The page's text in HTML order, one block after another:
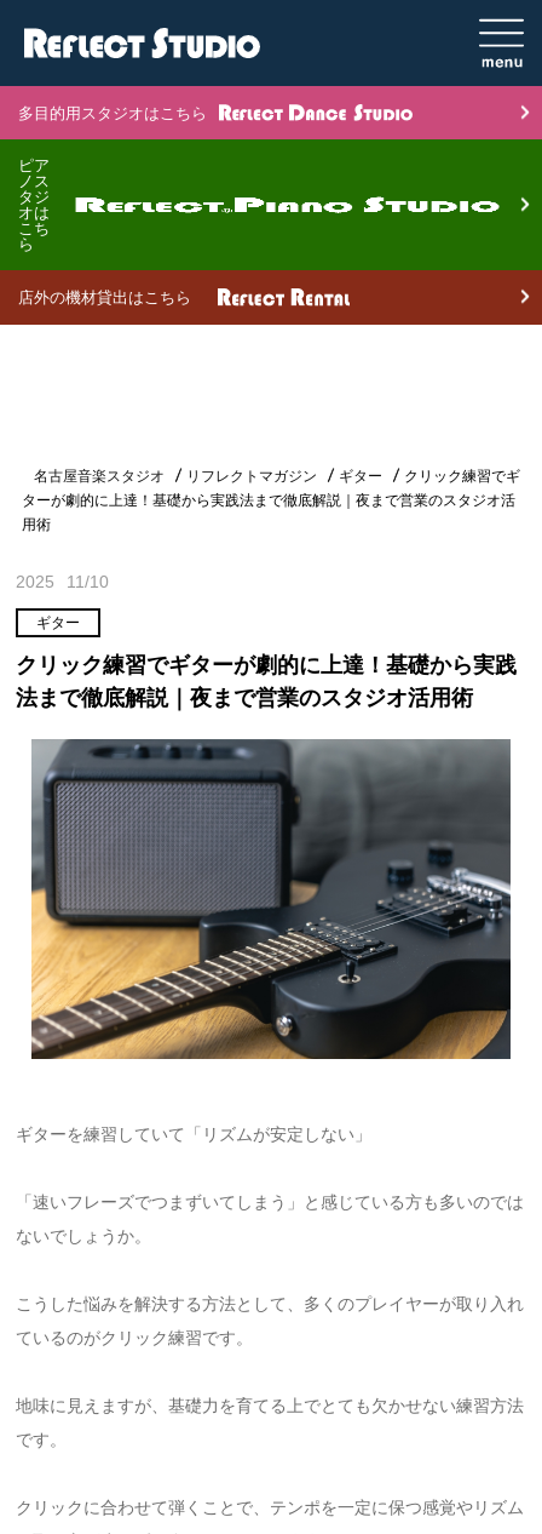
多目的用スタジオはこちら
ピア
ノス
タジ
オは
こち
ら
店外の機材貸出はこちら
名古屋音楽スタジオ リフレクトマガジン ギター
クリック練習でギ
ターが劇的に上達！基礎から実践法まで徹底解説｜夜まで営業のスタジオ活
用術
2025 11/10
ギター
クリック練習でギターが劇的に上達！基礎から実践
法まで徹底解説｜夜まで営業のスタジオ活用術
ギターを練習していて「リズムが安定しない」
「速いフレーズでつまずいてしまう」と感じている方も多いのでは
ないでしょうか。
こうした悩みを解決する方法として、多くのプレイヤーが取り入れ
ているのがクリック練習です。
地味に見えますが、基礎力を育てる上でとても欠かせない練習方法
です。
クリックに合わせて弾くことで、テンポを一定に保つ感覚やリズム